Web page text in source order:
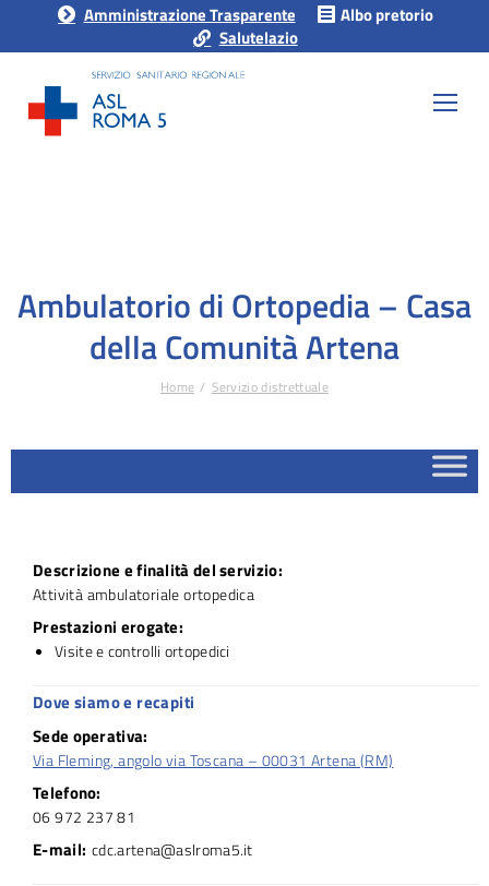
Amministrazione Trasparente
Albo pretorio
Salutelazio
Ambulatorio di Ortopedia – Casa
della Comunità Artena
Home Servizio distrettuale
Descrizione e finalità del servizio:
Attività ambulatoriale ortopedica
Prestazioni erogate:
Visite e controlli ortopedici
Dove siamo e recapiti
Sede operativa:
Via Fleming, angolo via Toscana – 00031 Artena (RM)
Telefono:
06 972 237 81
E-mail: cdc.artena@aslroma5.it